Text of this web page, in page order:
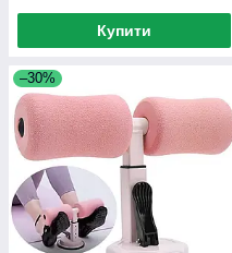
Купити
–30%